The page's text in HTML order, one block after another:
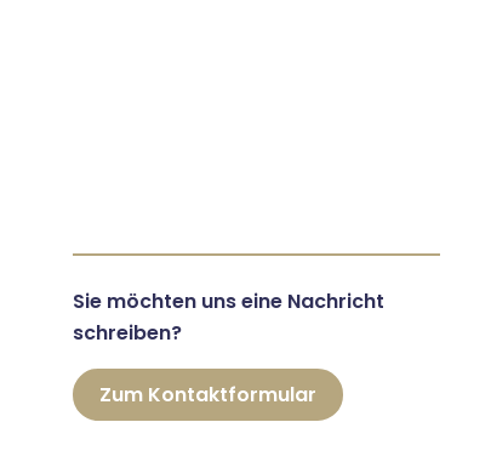
Sie möchten uns eine Nachricht
schreiben?
Zum Kontaktformular